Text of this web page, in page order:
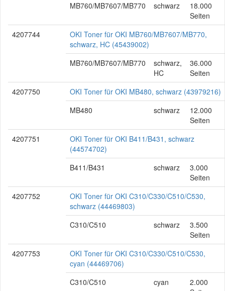
MB760/MB7607/MB770
schwarz
18.000
Seiten
4207744
OKI Toner für OKI MB760/MB7607/MB770,
schwarz, HC (45439002)
MB760/MB7607/MB770
schwarz,
HC
36.000
Seiten
4207750
OKI Toner für OKI MB480, schwarz (43979216)
MB480
schwarz
12.000
Seiten
4207751
OKI Toner für OKI B411/B431, schwarz
(44574702)
B411/B431
schwarz
3.000
Seiten
4207752
OKI Toner für OKI C310/C330/C510/C530,
schwarz (44469803)
C310/C510
schwarz
3.500
Seiten
4207753
OKI Toner für OKI C310/C330/C510/C530,
cyan (44469706)
C310/C510
cyan
2.000